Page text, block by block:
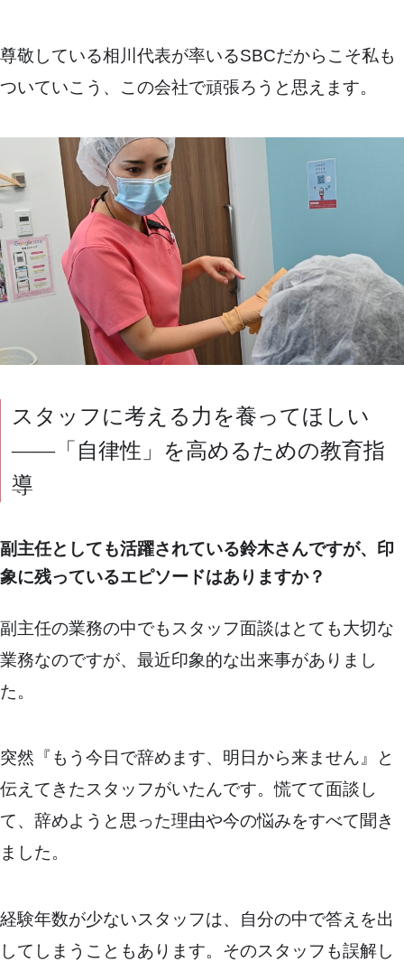
尊敬している相川代表が率いるSBCだからこそ私も
ついていこう、この会社で頑張ろうと思えます。
スタッフに考える力を養ってほしい
――「自律性」を高めるための教育指
導
副主任としても活躍されている鈴木さんですが、印
象に残っているエピソードはありますか？
副主任の業務の中でもスタッフ面談はとても大切な
業務なのですが、最近印象的な出来事がありまし
た。
突然『もう今日で辞めます、明日から来ません』と
伝えてきたスタッフがいたんです。慌てて面談し
て、辞めようと思った理由や今の悩みをすべて聞き
ました。
経験年数が少ないスタッフは、自分の中で答えを出
してしまうこともあります。そのスタッフも誤解し